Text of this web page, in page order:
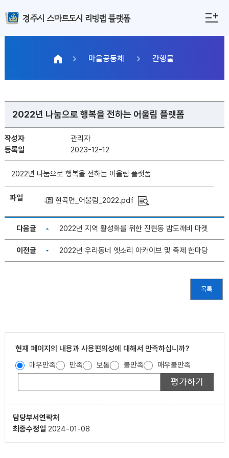
경주시 스마트도시 리빙랩 플랫폼
마을공동체 간행물
2022년 나눔으로 행복을 전하는 어울림 플랫폼
작성자
관리자
등록일
2023-12-12
2022년 나눔으로 행복을 전하는 어울림 플랫폼
파일 현곡면_어울림_2022.pdf
다음글 2022년 지역 활성화를 위한 진현동 밤도깨비 마켓
이전글 2022년 우리동네 옛소리 아카이브 및 축제 한마당
목록
현재 페이지의 내용과 사용편의성에 대해서 만족하십니까?
매우만족
만족 보통 불만족 매우불만족
담당부서연락처
최종수정일 2024-01-08